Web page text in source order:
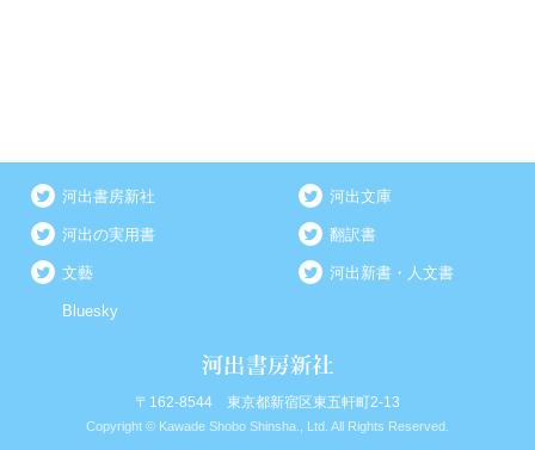
河出書房新社 河出文庫
河出の実用書 翻訳書
文藝 河出新書・人文書
Bluesky
〒162-8544 東京都新宿区東五軒町2-13
Copyright © Kawade Shobo Shinsha., Ltd. All Rights Reserved.